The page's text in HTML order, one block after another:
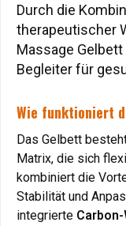
Durch die
therapeutischer
Massage
Begleiter für
Wie funktioniert
Das Gelbett
Matrix, die sich
kombiniert die
Stabilität und
integrierte
Durch die
therapeutischer
Massage
Begleiter für
Wie funktioniert
Das Gelbett
Matrix, die sich
kombiniert die
Stabilität und
integrierte